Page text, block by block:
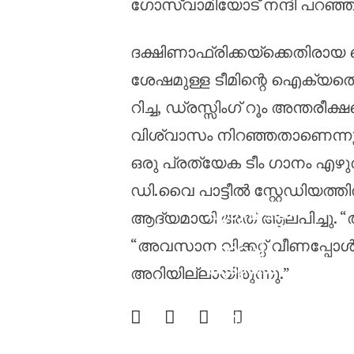
ഗോസ്വാമിയോട് നന്ദി
ശേഷമുള്ള ടീമിന്റെ
റിച്ച, ഡ്രസ്സിംഗ് റൂം
വിശ്വാസം നിറഞ്ഞതാണെന്നും
ഒരു പ്രത്യേക ടീം ഗാനം
ഡി.വൈ പാട്ടീൽ
ആദ്യമായി അത് ആലപിച്ചു. “ആ
“അവസാന വിക്കറ്റ്
അറിയില്ലായിരുന്നു.”
പുരുഷ ടി20
ക്രിക്കറ്റിൽ
ഏറ്റവും
കൂടുതൽ
റൺസ്
കളിക്കാരനാ